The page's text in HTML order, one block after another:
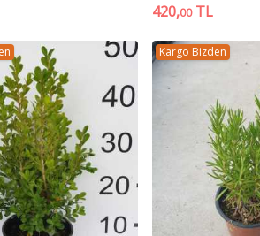
420,00TL
Kargo Bizden